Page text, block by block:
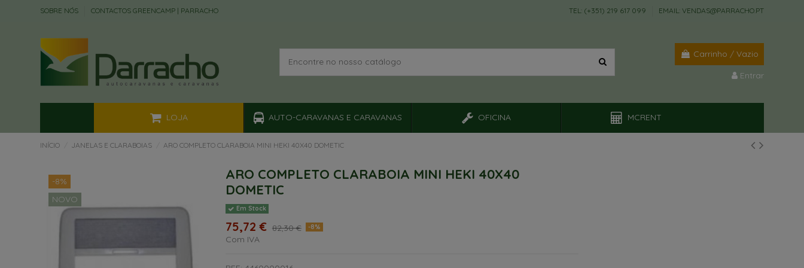
SOBRE NÓS CONTACTOS GREENCAMP | PARRACHO TEL: (+351) 219 617 099 EMAIL: VENDAS@PARRACHO.PT
Carrinho / Vazio
Entrar
LOJA AUTO-CARAVANAS E CARAVANAS OFICINA MCRENT
INÍCIO JANELAS E CLARABOIAS ARO COMPLETO CLARABOIA MINI HEKI 40X40 DOMETIC
-8%
NOVO
ARO COMPLETO CLARABOIA MINI HEKI 40X40
DOMETIC
Em Stock
75,72 € 82,30 € -8%
Com IVA